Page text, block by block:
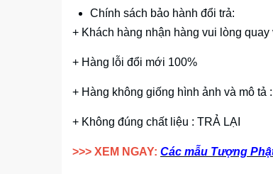
Chính sách bảo hành đổi trả:
+ Khách hàng nhận hàng vui lòng quay
+ Hàng lỗi đổi mới 100%
+ Hàng không giống hình ảnh và mô tả
+ Không đúng chất liệu : TRẢ LẠI
>>> XEM NGAY: Các mẫu Tượng